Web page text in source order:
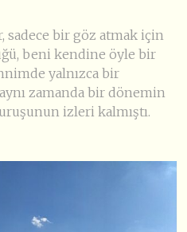
sadece bir göz atmak için
beni kendine öyle bir
yalnızca bir
zamanda bir dönemin
izleri kalmıştı.